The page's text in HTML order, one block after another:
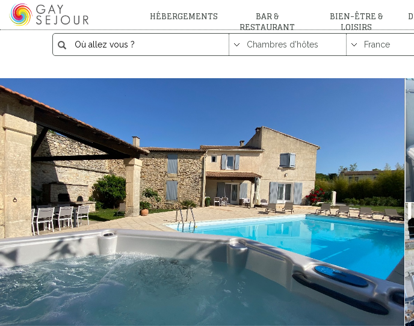
HÉBERGEMENTS BAR &
RESTAURANT
BIEN-ÊTRE &
LOISIRS